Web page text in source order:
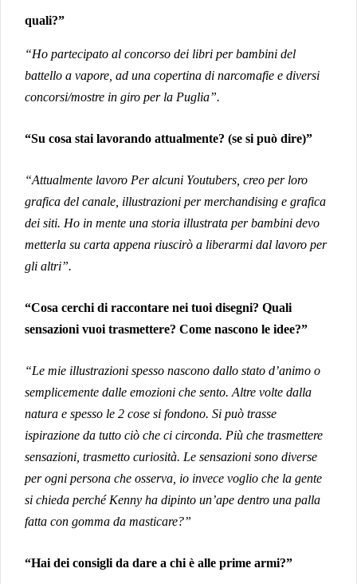
quali?”
“Ho partecipato al concorso dei libri per bambini del
battello a vapore, ad una copertina di narcomafie e diversi
concorsi/mostre in giro per la Puglia”.
“Su cosa stai lavorando attualmente? (se si può dire)”
“Attualmente lavoro Per alcuni Youtubers, creo per loro
grafica del canale, illustrazioni per merchandising e grafica
dei siti. Ho in mente una storia illustrata per bambini devo
metterla su carta appena riuscirò a liberarmi dal lavoro per
gli altri”.
“Cosa cerchi di raccontare nei tuoi disegni? Quali
sensazioni vuoi trasmettere? Come nascono le idee?”
“Le mie illustrazioni spesso nascono dallo stato d’animo o
semplicemente dalle emozioni che sento. Altre volte dalla
natura e spesso le 2 cose si fondono. Si può trasse
ispirazione da tutto ciò che ci circonda. Più che trasmettere
sensazioni, trasmetto curiosità. Le sensazioni sono diverse
per ogni persona che osserva, io invece voglio che la gente
si chieda perché Kenny ha dipinto un’ape dentro una palla
fatta con gomma da masticare?”
“Hai dei consigli da dare a chi è alle prime armi?”